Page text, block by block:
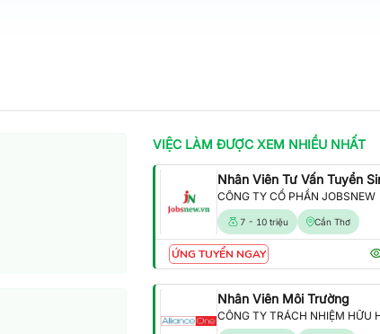
VIỆC LÀM ĐƯỢC XEM NHIỀU NHẤT
CÔNG TY CỔ PHẦN JOBSNEW
7 - 10 triệu Cần Thơ
ỨNG TUYỂN NGAY
Nhân Viên Môi Trường